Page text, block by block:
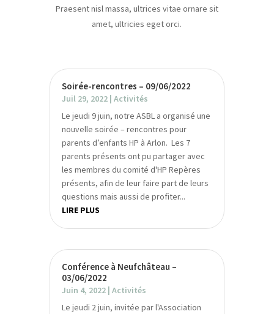
Praesent nisl massa, ultrices vitae ornare sit
amet, ultricies eget orci.
Soirée-rencontres – 09/06/2022
Juil 29, 2022| Activités
Le jeudi 9 juin, notre ASBL a organisé une
nouvelle soirée – rencontres pour
parents d’enfants HP à Arlon. Les 7
parents présents ont pu partager avec
les membres du comité d'HP Repères
présents, afin de leur faire part de leurs
questions mais aussi de profiter...
LIRE PLUS
Conférence à Neufchâteau –
03/06/2022
Juin 4, 2022| Activités
Le jeudi 2 juin, invitée par l'Association